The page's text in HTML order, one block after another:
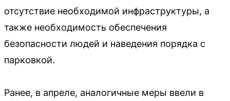
отсутствие необходимой инфраструктуры, а
также необходимость обеспечения
безопасности людей и наведения порядка с
парковкой.
Ранее, в апреле, аналогичные меры ввели в